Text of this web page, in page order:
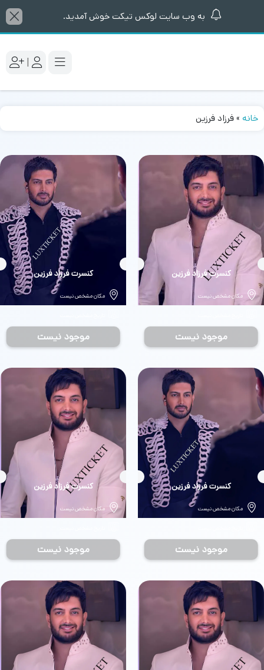
به وب سایت لوکس تیکت خوش آمدید.
|
خانه »فرزاد فرزین
بلیط
کنسرت فرزاد فرزین
مکان مشخص نیست
موجود نیست
بلیط
کنسرت فرزاد فرزین
مکان مشخص نیست
موجود نیست
بلیط
کنسرت فرزاد فرزین
مکان مشخص نیست
موجود نیست
بلیط
کنسرت فرزاد فرزین
مکان مشخص نیست
موجود نیست